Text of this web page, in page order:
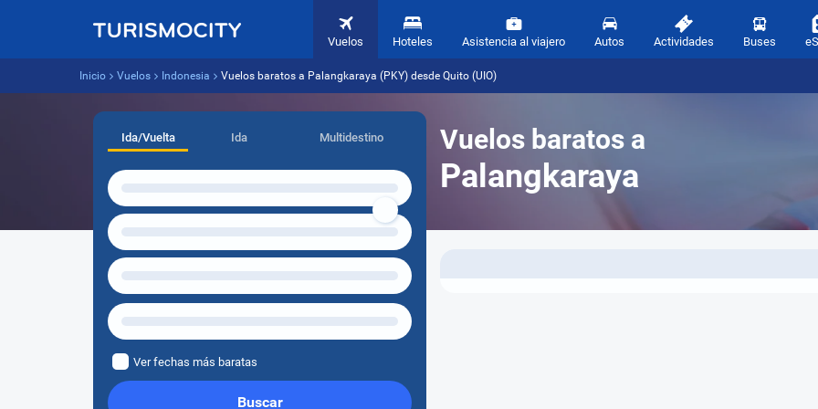
Vuelos Hoteles Asistencia al viajero Autos Actividades Buses
Inicio Vuelos Indonesia Vuelos baratos a Palangkaraya (PKY) desde Quito (UIO)
Vuelos baratos a
Palangkaraya
Ida/Vuelta Ida Multidestino
Ver fechas más baratas
Buscar